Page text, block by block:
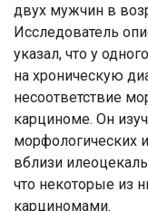
двух мужчин в
Исследователь
указал, что у
на хроническую
несоответствие
карциноме. Он
морфологических
вблизи
что некоторые из
карциномами.